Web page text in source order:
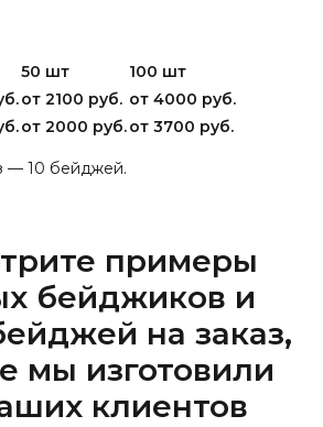
50 шт
100 шт
от 2100 руб. от 4000 руб.
от 2000 руб.от 3700 руб.
— 10 бейджей.
примеры
бейджиков и
на заказ,
мы изготовили
клиентов